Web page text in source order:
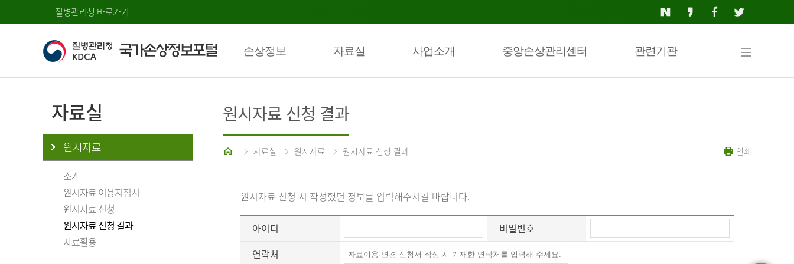
질병관리청 바로가기
손상정보 자료실 사업소개 중앙손상관리센터 관련기관
자료실
원시자료
소개
원시자료 이용지침서
원시자료 신청
원시자료 신청 결과
자료활용
원시자료 신청 결과
홈 자료실 원시자료 원시자료 신청 결과 인쇄
원시자료 신청 시 작성했던 정보를 입력해주시길 바랍니다.
아이디
비밀번호
연락처